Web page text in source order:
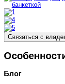
Связаться с
Блог